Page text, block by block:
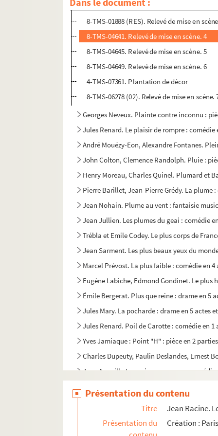
8-TMS-01887 (RES). Relevé de mise en
8-TMS-01888 (RES). Relevé de mise en
8-TMS-04641. Relevé de mise en scène. 4
8-TMS-04645. Relevé de mise en scène. 5
8-TMS-04649. Relevé de mise en scène. 6
4-TMS-07361. Plantation de décor
8-TMS-06278 (02). Relevé de mise en scène.
Georges Neveux. Plainte contre inconnu :
Jules Renard. Le plaisir de rompre : comédie
André Mouëzy-Eon, Alexandre Fontanes.
John Colton, Clemence Randolph. Pluie :
Henry Moreau, Charles Quinel. Plumard et
Pierre Barillet, Jean-Pierre Grédy. La plume :
Jean Nohain. Plume au vent : fantaisie
Jean Jullien. Les plumes du geai : comédie
Trébla et Emile Codey. Le plus corps de
Jean Sarment. Les plus beaux yeux du
Marcel Prévost. La plus faible : comédie en 4
Eugène Labiche, Edmond Gondinet. Le plus
Émile Bergerat. Plus que reine : drame en 5
Jules Mary. La pocharde : drame en 5 actes
Jules Renard. Poil de Carotte : comédie en 1
Yves Jamiaque : Point "H" : pièce en 2
Charles Dupeuty, Paulin Deslandes, Ernest
Jean Anouilh. Les poissons rouges : comédie
Pierre Corneille. Polyeucte : tragédie en 5
Présentation du contenu
Titre
Jean Racine.
Présentation du
Création :